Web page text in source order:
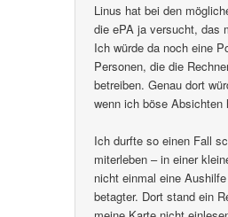
Linus hat bei den
die ePA ja versucht, das
Ich würde da noch eine
Personen, die die
betreiben. Genau dort
wenn ich böse Absichten
Ich durfte so einen Fall
miterleben – in einer
nicht einmal eine
betagter. Dort stand ein